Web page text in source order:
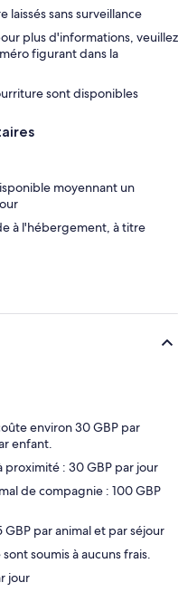
laissés sans surveillance
plus d'informations, veuillez
figurant dans la
sont disponibles
moyennant un
à l'hébergement, à titre
environ 30 GBP par
enfant.
proximité : 30 GBP par jour
de compagnie : 100 GBP
par animal et par séjour
soumis à aucuns frais.
jour